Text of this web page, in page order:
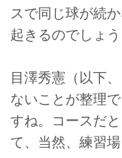
スで同じ球が続
起きるのでしょう
目澤秀憲（以下
ないことが整理
すね。コースだ
て、当然、練習